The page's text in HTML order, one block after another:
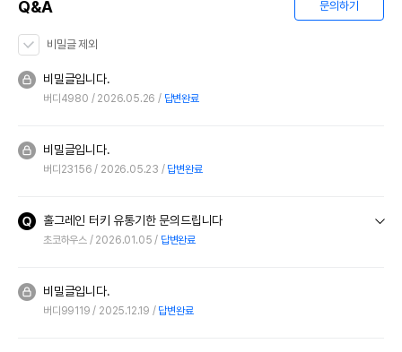
Q&A 문의하기
비밀글 제외
비밀글입니다.
버디4980 2026.05.26 답변완료
비밀글입니다.
버디23156 2026.05.23 답변완료
홀그레인 터키 유통기한 문의드립니다
초코하우스 2026.01.05 답변완료
비밀글입니다.
버디99119 2025.12.19 답변완료